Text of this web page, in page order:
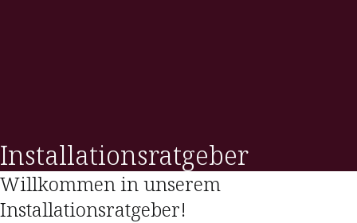
Installationsratgeber
Willkommen in unserem
Installationsratgeber!